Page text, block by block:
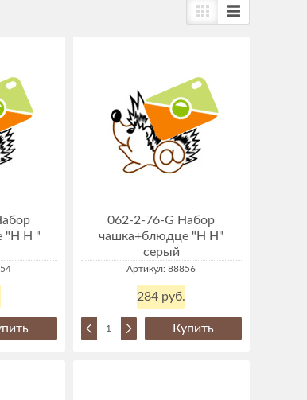
"Н Н "
062-2-76-G Набор
чашка+блюдце "Н Н"
серый
Артикул: 88856
284 руб.
Купить